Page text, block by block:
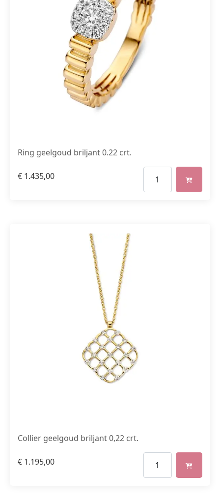
Ring geelgoud briljant 0.22 crt.
€ 1.435,00
Collier geelgoud briljant 0,22 crt.
€ 1.195,00